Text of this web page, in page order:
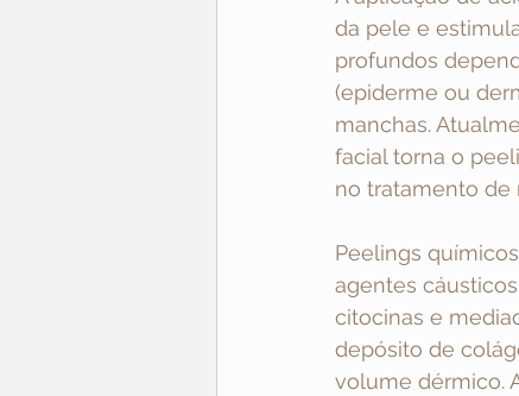
da pele e
profundos
(epiderme ou
manchas.
facial torna o
no tratamento de
Peelings
agentes
citocinas e
depósito de
volume dérmico.